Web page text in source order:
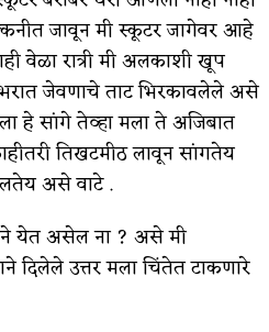
जावून मी स्कूटर जागेवर आहे
वेळा रात्री मी अलकाशी खूप
जेवणाचे ताट भिरकावलेले असे
हे सांगे तेव्हा मला ते अजिबात
तिखटमीठ लावून सांगतेय
असे वाटे .
येत असेल ना ? असे मी
दिलेले उत्तर मला चिंतेत टाकणारे